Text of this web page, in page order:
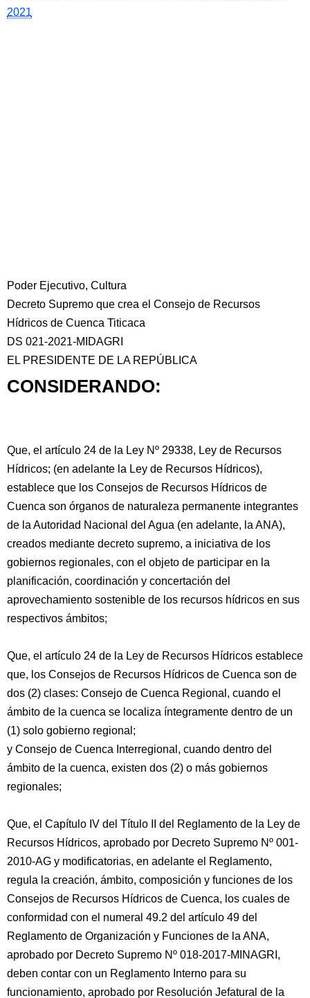
2021
Poder Ejecutivo, Cultura
Decreto Supremo que crea el Consejo de Recursos
Hídricos de Cuenca Titicaca
DS 021-2021-MIDAGRI
EL PRESIDENTE DE LA REPÚBLICA
CONSIDERANDO:
Que, el artículo 24 de la Ley Nº 29338, Ley de Recursos
Hídricos; (en adelante la Ley de Recursos Hídricos),
establece que los Consejos de Recursos Hídricos de
Cuenca son órganos de naturaleza permanente integrantes
de la Autoridad Nacional del Agua (en adelante, la ANA),
creados mediante decreto supremo, a iniciativa de los
gobiernos regionales, con el objeto de participar en la
planificación, coordinación y concertación del
aprovechamiento sostenible de los recursos hídricos en sus
respectivos ámbitos;
Que, el artículo 24 de la Ley de Recursos Hídricos establece
que, los Consejos de Recursos Hídricos de Cuenca son de
dos (2) clases: Consejo de Cuenca Regional, cuando el
ámbito de la cuenca se localiza íntegramente dentro de un
(1) solo gobierno regional;
y Consejo de Cuenca Interregional, cuando dentro del
ámbito de la cuenca, existen dos (2) o más gobiernos
regionales;
Que, el Capítulo IV del Título II del Reglamento de la Ley de
Recursos Hídricos, aprobado por Decreto Supremo Nº 001-
2010-AG y modificatorias, en adelante el Reglamento,
regula la creación, ámbito, composición y funciones de los
Consejos de Recursos Hídricos de Cuenca, los cuales de
conformidad con el numeral 49.2 del artículo 49 del
Reglamento de Organización y Funciones de la ANA,
aprobado por Decreto Supremo Nº 018-2017-MINAGRI,
deben contar con un Reglamento Interno para su
funcionamiento, aprobado por Resolución Jefatural de la